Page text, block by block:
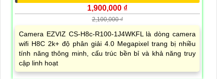
1,900,000 ₫
2,100,000 ₫
Camera EZVIZ CS-H8c-R100-1J4WKFL là dòng camera
wifi H8C 2k+ độ phân giải 4.0 Megapixel trang bị nhiều
tính năng thông minh, cấu trúc bền bỉ và khả năng truy
cập linh hoạt